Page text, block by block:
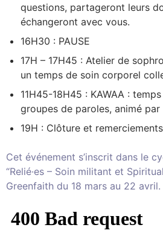
questions, partageront leurs
échangeront avec vous.
16H30 : PAUSE
17H – 17H45 : Atelier de
un temps de soin corporel
11H45-18H45 : KAWAA :
groupes de paroles, animé
19H : Clôture et remerciements
Cet événement s’inscrit dans le
“Relié·es – Soin militant et
Greenfaith du 18 mars au 22 avril.